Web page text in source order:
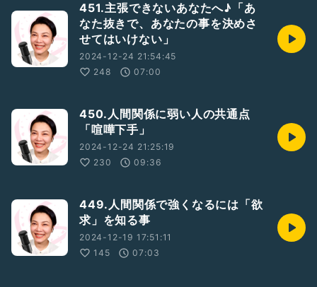
とは感じられません
それって、ほんと自分的に最悪です😭
だからこそ
いつも使っている言葉に
境界線を持たせて
話す意識をしてみましょう！
誰でも知れば
すぐ使えますよ♪
451.主張できないあなたへ♪「あ
なた抜きで、あなたの事を決めさ
せてはいけない」
2024-12-24 21:54:45
248
07:00
450.人間関係に弱い人の共通点
「喧嘩下手」
2024-12-24 21:25:19
230
09:36
449.人間関係で強くなるには「欲
求」を知る事
2024-12-19 17:51:11
145
07:03